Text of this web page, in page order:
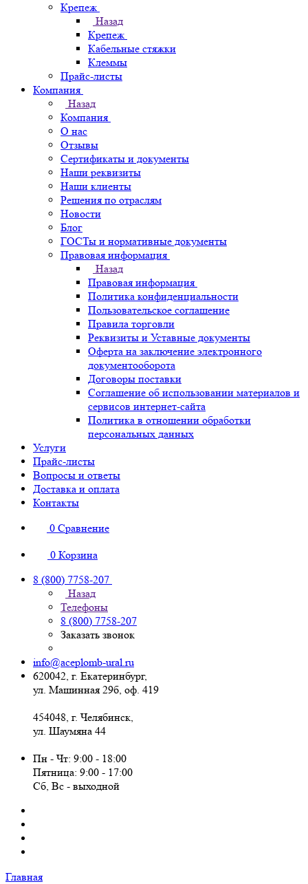
Крепеж
Назад
Крепеж
Кабельные стяжки
Клеммы
Прайс-листы
Компания
Назад
Компания
О нас
Отзывы
Сертификаты и документы
Наши реквизиты
Наши клиенты
Решения по отраслям
Новости
Блог
ГОСТы и нормативные документы
Правовая информация
Назад
Правовая информация
Политика конфиденциальности
Пользовательское соглашение
Правила торговли
Реквизиты и Уставные документы
Оферта на заключение электронного
документооборота
Договоры поставки
Соглашение об использовании материалов и
сервисов интернет-сайта
Политика в отношении обработки
персональных данных
Услуги
Прайс-листы
Вопросы и ответы
Доставка и оплата
Контакты
0 Сравнение
0 Корзина
8 (800) 7758-207
Назад
Телефоны
8 (800) 7758-207
Заказать звонок
info@aceplomb-ural.ru
620042, г. Екатеринбург,
ул. Машинная 29б, оф. 419
454048, г. Челябинск,
ул. Шаумяна 44
Пн - Чт: 9:00 - 18:00
Пятница: 9:00 - 17:00
Сб, Вc - выходной
Главная